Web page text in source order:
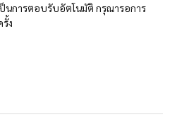
นการตอบรับอัตโนมัติ กรุณารอการ
ง